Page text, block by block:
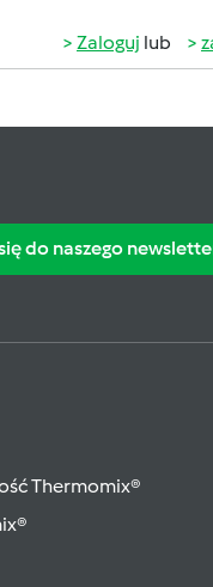
Zaloguj lub
do naszego
Thermomix®